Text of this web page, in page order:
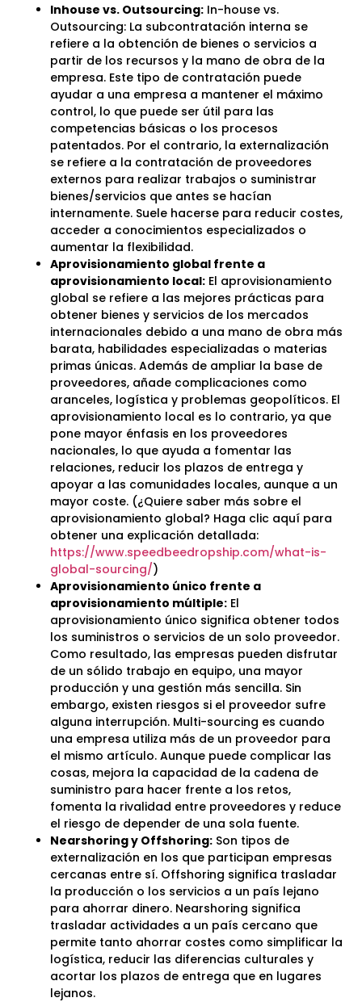
Inhouse vs. Outsourcing: In-house vs.
Outsourcing: La subcontratación interna se
refiere a la obtención de bienes o servicios a
partir de los recursos y la mano de obra de la
empresa. Este tipo de contratación puede
ayudar a una empresa a mantener el máximo
control, lo que puede ser útil para las
competencias básicas o los procesos
patentados. Por el contrario, la externalización
se refiere a la contratación de proveedores
externos para realizar trabajos o suministrar
bienes/servicios que antes se hacían
internamente. Suele hacerse para reducir costes,
acceder a conocimientos especializados o
aumentar la flexibilidad.
Aprovisionamiento global frente a
aprovisionamiento local: El aprovisionamiento
global se refiere a las mejores prácticas para
obtener bienes y servicios de los mercados
internacionales debido a una mano de obra más
barata, habilidades especializadas o materias
primas únicas. Además de ampliar la base de
proveedores, añade complicaciones como
aranceles, logística y problemas geopolíticos. El
aprovisionamiento local es lo contrario, ya que
pone mayor énfasis en los proveedores
nacionales, lo que ayuda a fomentar las
relaciones, reducir los plazos de entrega y
apoyar a las comunidades locales, aunque a un
mayor coste. (¿Quiere saber más sobre el
aprovisionamiento global? Haga clic aquí para
obtener una explicación detallada:
https://www.speedbeedropship.com/what-is-
global-sourcing/)
Aprovisionamiento único frente a
aprovisionamiento múltiple: El
aprovisionamiento único significa obtener todos
los suministros o servicios de un solo proveedor.
Como resultado, las empresas pueden disfrutar
de un sólido trabajo en equipo, una mayor
producción y una gestión más sencilla. Sin
embargo, existen riesgos si el proveedor sufre
alguna interrupción. Multi-sourcing es cuando
una empresa utiliza más de un proveedor para
el mismo artículo. Aunque puede complicar las
cosas, mejora la capacidad de la cadena de
suministro para hacer frente a los retos,
fomenta la rivalidad entre proveedores y reduce
el riesgo de depender de una sola fuente.
Nearshoring y Offshoring: Son tipos de
externalización en los que participan empresas
cercanas entre sí. Offshoring significa trasladar
la producción o los servicios a un país lejano
para ahorrar dinero. Nearshoring significa
trasladar actividades a un país cercano que
permite tanto ahorrar costes como simplificar la
logística, reducir las diferencias culturales y
acortar los plazos de entrega que en lugares
lejanos.